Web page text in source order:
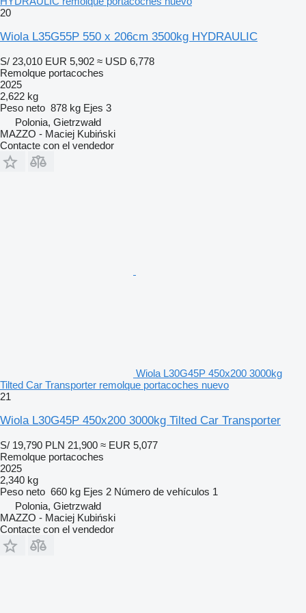
20
Wiola L35G55P 550 x 206cm 3500kg HYDRAULIC
S/ 23,010 EUR 5,902 ≈ USD 6,778
Remolque portacoches
2025
2,622 kg
Peso neto 878 kg Ejes 3
Polonia, Gietrzwałd
MAZZO - Maciej Kubiński
Contacte con el vendedor
Wiola L30G45P 450x200 3000kg
Tilted Car Transporter remolque portacoches nuevo
21
Wiola L30G45P 450x200 3000kg Tilted Car Transporter
S/ 19,790 PLN 21,900 ≈ EUR 5,077
Remolque portacoches
2025
2,340 kg
Peso neto 660 kg Ejes 2 Número de vehículos 1
Polonia, Gietrzwałd
MAZZO - Maciej Kubiński
Contacte con el vendedor